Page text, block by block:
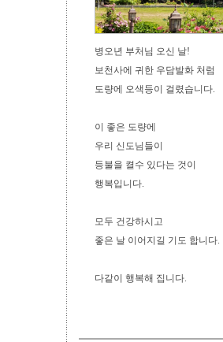
병오년 부처님 오신 날!
보천사에 귀한 우담발화 처럼
도량에 오색등이 걸렸습니다.
이 좋은 도량에
우리 신도님들이
등불을 켤수 있다는 것이
행복입니다.
모두 건강하시고
좋은 날 이어지길 기도 합니다.
다같이 행복해 집니다.